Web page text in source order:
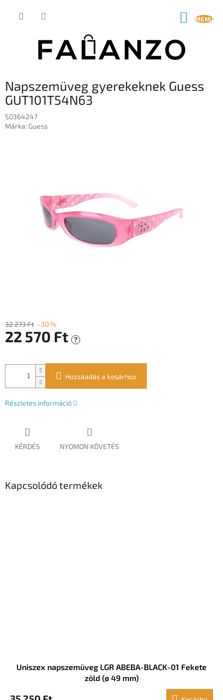
KOSÁR
Napszemüveg gyerekeknek Guess
GUT101T54N63
S0364247
Márka: Guess
32 273 Ft –30 %
22 570 Ft ?
Hozzáadás a kosárhoz
Részletes információ
KÉRDÉS NYOMON KÖVETÉS
Kapcsolódó termékek
Uniszex napszemüveg LGR ABEBA-BLACK-01 Fekete
zöld (ø 49 mm)